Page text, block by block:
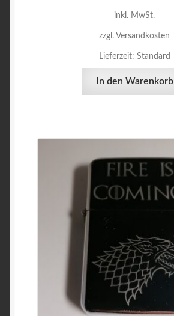
inkl. MwSt.
zzgl. Versandkosten
Lieferzeit: Standard
In den Warenkorb